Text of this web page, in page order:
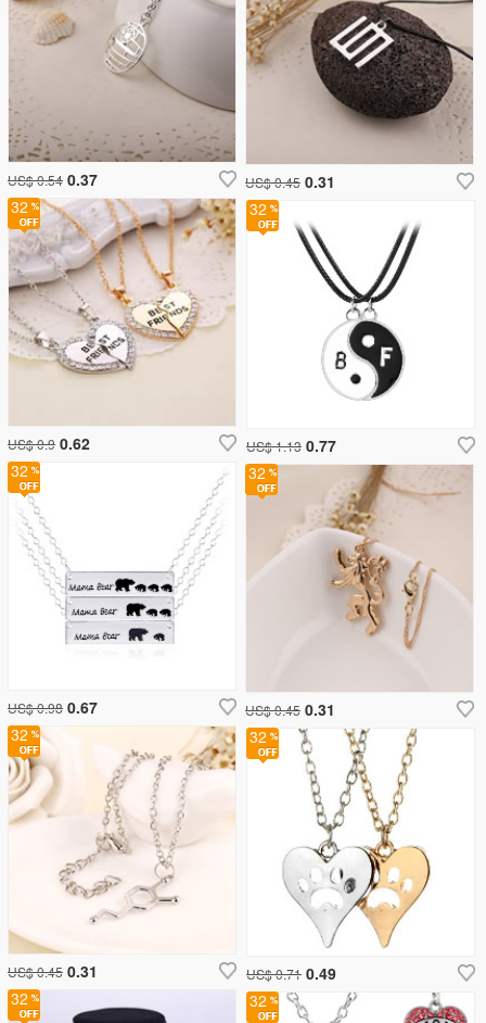
US$ 0.54 0.37
32
US$ 1.13 0.77
US$ 0.45 0.31
32
US$ 0.98 0.67
32
US$ 0.9 0.62
32
US$ 0.45 0.31
32
US$ 0.45 0.31
32
US$ 0.71 0.49
32
32